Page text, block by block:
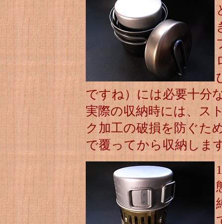
ですね）には必要十分
実際の収納時には、ス
ク加工の破損を防ぐた
で覆ってから収納しま